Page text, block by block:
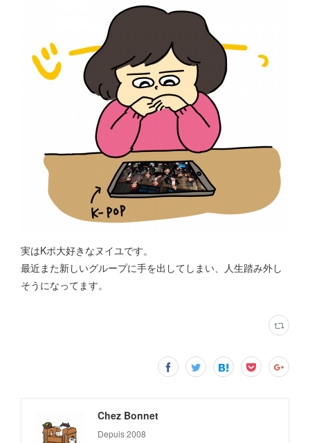
実はKポ大好きなヌイユです。
最近また新しいグループに手を出してしまい、人生踏み外し
そうになってます。
Chez Bonnet
Depuis 2008